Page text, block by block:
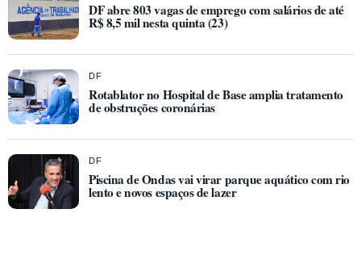
DF abre 803 vagas de emprego com salários de até
R$ 8,5 mil nesta quinta (23)
DF
Rotablator no Hospital de Base amplia tratamento
de obstruções coronárias
DF
Piscina de Ondas vai virar parque aquático com rio
lento e novos espaços de lazer